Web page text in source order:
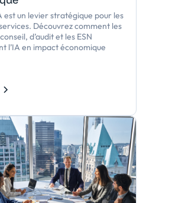
est un levier stratégique pour les
Découvrez comment les
d’audit et les ESN
l’IA en impact économique